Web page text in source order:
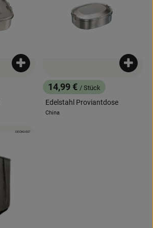
Produkt zum Warenkorb hinzufügen
, Preis:
14,99 € / Stück
Edelstahl Proviantdose
, Herkunft:
China
, Kontrollstelle:
DE-ÖKO-037